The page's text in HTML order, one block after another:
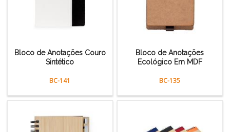
Bloco de Anotações Couro
Sintético
BC-141
Bloco de Anotações
Ecológico Em MDF
BC-135